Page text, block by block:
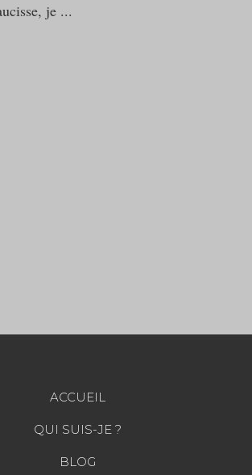
je
ACCUEIL
QUI SUIS-JE ?
BLOG